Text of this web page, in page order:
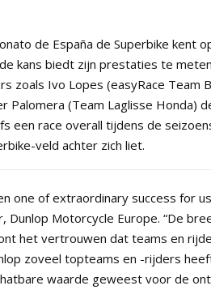
de España de Superbike kent
kans biedt zijn prestaties te
zoals Ivo Lopes (easyRace Team
Palomera (Team Laglisse Honda)
een race overall tijdens de
veld achter zich liet.
one of extraordinary success for
Dunlop Motorcycle Europe. “De
het vertrouwen dat teams en
zoveel topteams en -rijders
waarde geweest voor de